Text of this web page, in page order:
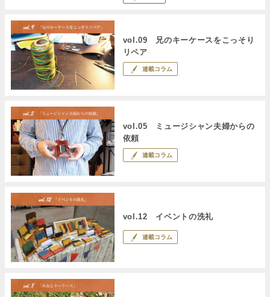
vol.09 兄のキーケースをこっそり
リペア
連載コラム
vol.05 ミュージシャン夫婦からの
依頼
連載コラム
vol.12 イベントの洗礼
連載コラム